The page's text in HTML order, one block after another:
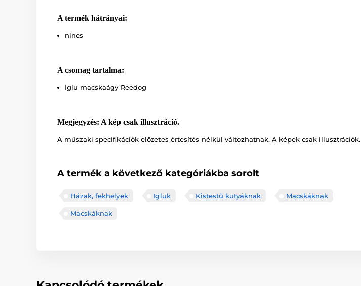
A termék hátrányai:
nincs
A csomag tartalma:
Iglu macskaágy Reedog
Megjegyzés: A kép csak illusztráció.
A műszaki specifikációk előzetes értesítés nélkül változhatnak. A képek csak illusztrációk.
A termék a következő kategóriákba sorolt
Házak, fekhelyek Igluk Kistestű kutyáknak Macskáknak
Macskáknak